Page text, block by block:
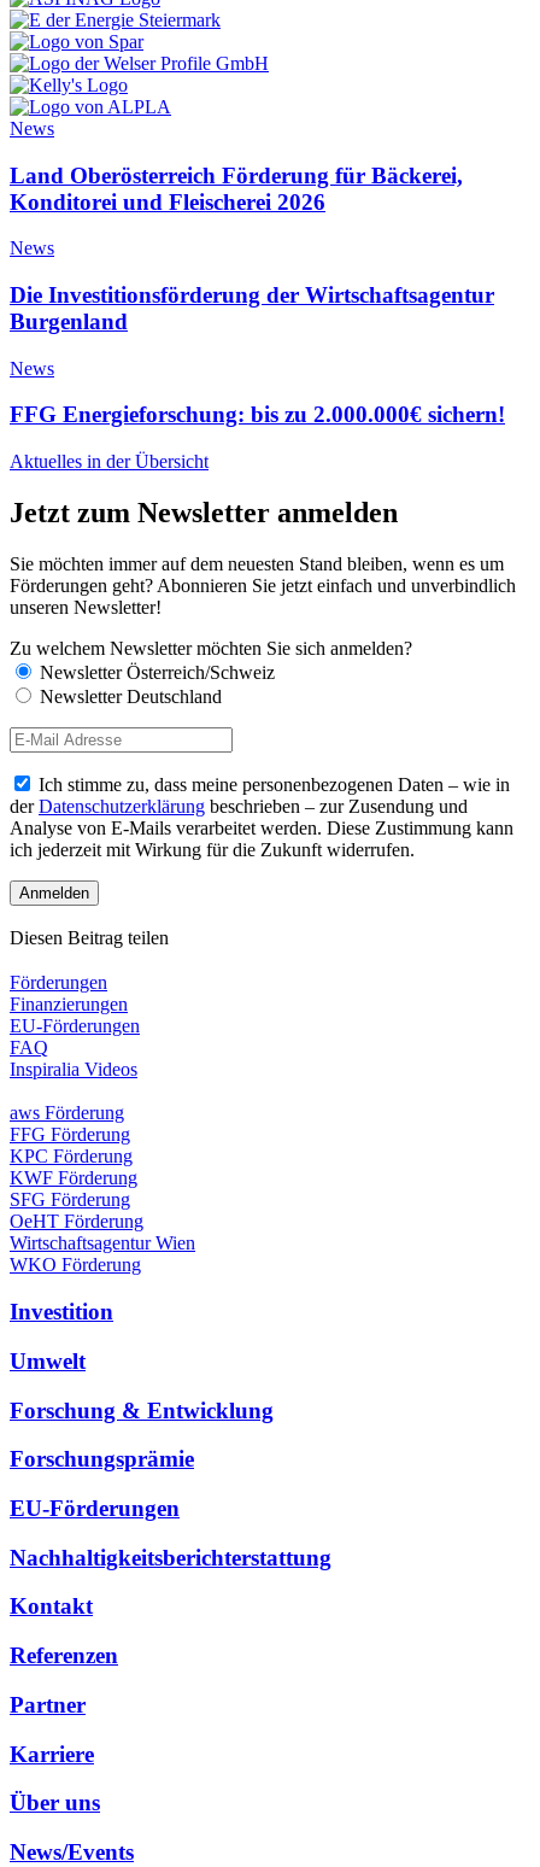
News
Land Oberösterreich Förderung für Bäckerei,
Konditorei und Fleischerei 2026
News
Die Investitionsförderung der Wirtschaftsagentur
Burgenland
News
FFG Energieforschung: bis zu 2.000.000€ sichern!
Aktuelles in der Übersicht
Jetzt zum Newsletter anmelden
Sie möchten immer auf dem neuesten Stand bleiben, wenn es um
Förderungen geht? Abonnieren Sie jetzt einfach und unverbindlich
unseren Newsletter!
Zu welchem Newsletter möchten Sie sich anmelden?
Newsletter Österreich/Schweiz
Newsletter Deutschland
Ich stimme zu, dass meine personenbezogenen Daten – wie in
derDatenschutzerklärung beschrieben – zur Zusendung und
Analyse von E-Mails verarbeitet werden. Diese Zustimmung kann
ich jederzeit mit Wirkung für die Zukunft widerrufen.
Diesen Beitrag teilen
Förderungen
Finanzierungen
EU-Förderungen
FAQ
Inspiralia Videos
aws Förderung
FFG Förderung
KPC Förderung
KWF Förderung
SFG Förderung
OeHT Förderung
Wirtschaftsagentur Wien
WKO Förderung
Investition
Umwelt
Forschung & Entwicklung
Forschungsprämie
EU-Förderungen
Nachhaltigkeitsberichterstattung
Kontakt
Referenzen
Partner
Karriere
Über uns
News/Events